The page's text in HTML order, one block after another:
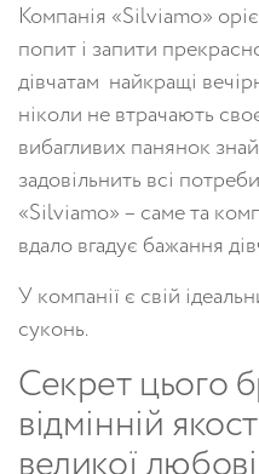
Компанія «Silviamo»
попит і запити
дівчатам найкращі
ніколи не втрачають
вибагливих панянок
задовільнить всі
«Silviamo» – саме та
вдало вгадує бажання
У компанії є свій
суконь.
Секрет цього
відмінній